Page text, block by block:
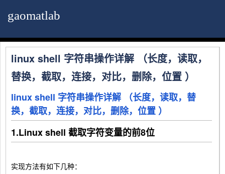
gaomatlab
linux shell 字符串操作详解 （长度，读取，
替换，截取，连接，对比，删除，位置 ）
linux shell 字符串操作详解 （长度，读取，替
换，截取，连接，对比，删除，位置 ）
1.Linux shell 截取字符变量的前8位
实现方法有如下几种：